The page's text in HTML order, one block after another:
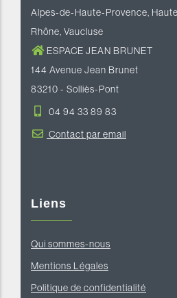
Alpes-de-Haute-Provence,
Rhône, Vaucluse
ESPACE JEAN BRUNET
144 Avenue Jean Brunet
83210 - Solliès-Pont
04 94 33 89 83
Contact par email
Liens
Qui sommes-nous
Mentions Légales
Politique de confidentialité